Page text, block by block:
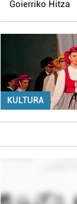
Goierriko Hitza
KULTURA